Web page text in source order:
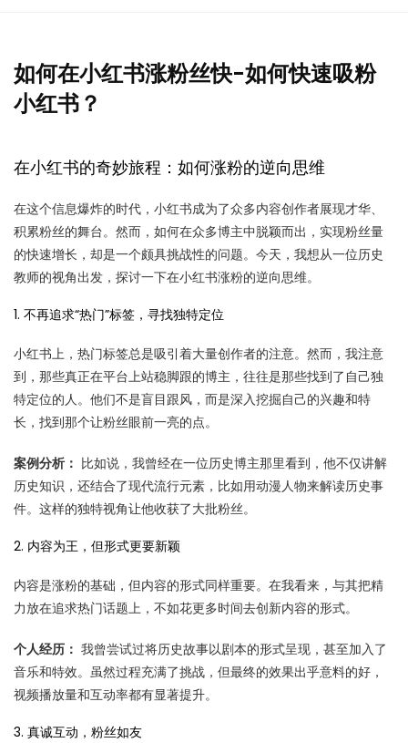
如何在小红书涨粉丝快-如何快速吸粉
小红书？
在小红书的奇妙旅程：如何涨粉的逆向思维
在这个信息爆炸的时代，小红书成为了众多内容创作者展现才华、
积累粉丝的舞台。然而，如何在众多博主中脱颖而出，实现粉丝量
的快速增长，却是一个颇具挑战性的问题。今天，我想从一位历史
教师的视角出发，探讨一下在小红书涨粉的逆向思维。
1. 不再追求“热门”标签，寻找独特定位
小红书上，热门标签总是吸引着大量创作者的注意。然而，我注意
到，那些真正在平台上站稳脚跟的博主，往往是那些找到了自己独
特定位的人。他们不是盲目跟风，而是深入挖掘自己的兴趣和特
长，找到那个让粉丝眼前一亮的点。
案例分析： 比如说，我曾经在一位历史博主那里看到，他不仅讲解
历史知识，还结合了现代流行元素，比如用动漫人物来解读历史事
件。这样的独特视角让他收获了大批粉丝。
2. 内容为王，但形式更要新颖
内容是涨粉的基础，但内容的形式同样重要。在我看来，与其把精
力放在追求热门话题上，不如花更多时间去创新内容的形式。
个人经历： 我曾尝试过将历史故事以剧本的形式呈现，甚至加入了
音乐和特效。虽然过程充满了挑战，但最终的效果出乎意料的好，
视频播放量和互动率都有显著提升。
3. 真诚互动，粉丝如友